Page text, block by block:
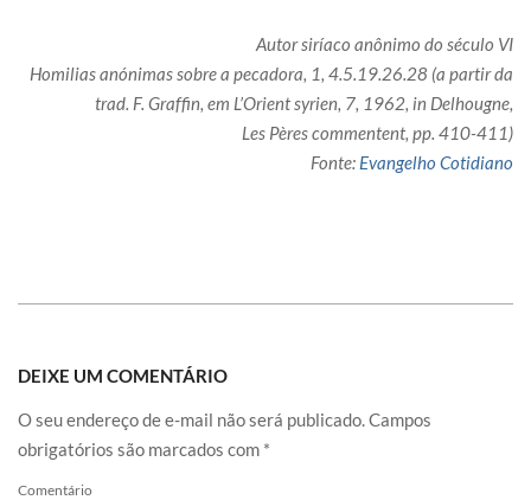
Autor siríaco anônimo do século VI
Homilias anónimas sobre a pecadora, 1, 4.5.19.26.28 (a partir da
trad. F. Graffin, em L’Orient syrien, 7, 1962, in Delhougne,
Les Pères commentent, pp. 410-411)
Fonte: Evangelho Cotidiano
DEIXE UM COMENTÁRIO
O seu endereço de e-mail não será publicado.Campos
obrigatórios são marcados com *
Comentário